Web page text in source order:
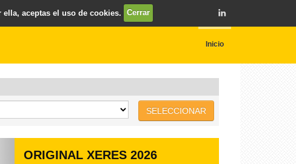
Inicio
SELECCIONAR
TIO PEPE FESTIVAL JEREZ
aceptas el uso de cookies. Cerrar